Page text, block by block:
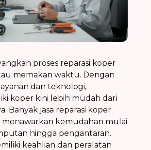
proses reparasi koper
memakan waktu. Dengan
dan teknologi,
koper kini lebih mudah dari
Banyak jasa reparasi koper
menawarkan kemudahan mulai
hingga pengantaran.
keahlian dan peralatan